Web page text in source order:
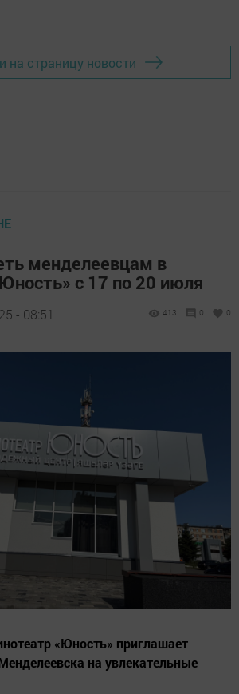
на страницу новости
менделеевцам в
с 17 по 20 июля
- 08:51 413 0 0
«Юность» приглашает
на увлекательные